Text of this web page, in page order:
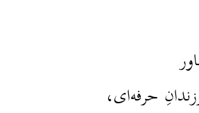
حرفه‌ای،